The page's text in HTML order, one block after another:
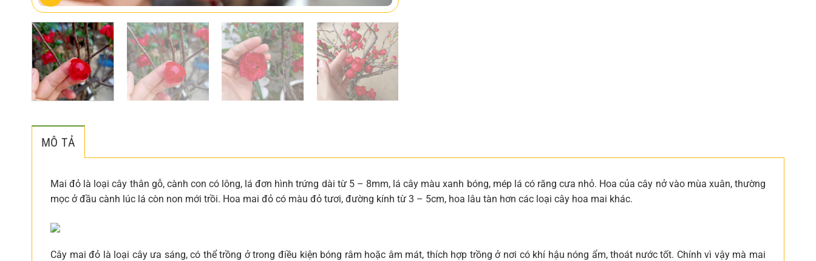
MÔ TẢ
Mai đỏ là loại cây thân gỗ, cành con có lông, lá đơn hình trứng dài từ 5 – 8mm, lá cây màu xanh bóng, mép lá có răng cưa nhỏ. Hoa của cây nở vào mùa xuân, thường
mọc ở đầu cành lúc lá còn non mới trồi. Hoa mai đỏ có màu đỏ tươi, đường kính từ 3 – 5cm, hoa lâu tàn hơn các loại cây hoa mai khác.
Cây mai đỏ là loại cây ưa sáng, có thể trồng ở trong điều kiện bóng râm hoặc âm mát, thích hợp trồng ở nơi có khí hậu nóng ẩm, thoát nước tốt. Chính vì vậy mà mai